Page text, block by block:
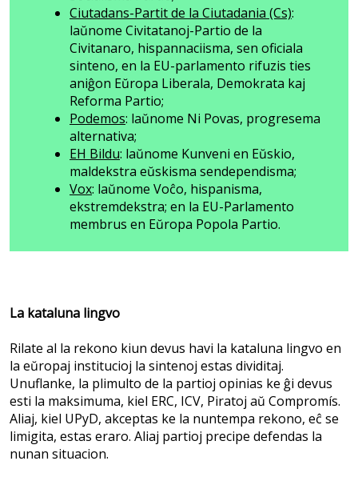
Ciutadans-Partit de la Ciutadania (Cs):
laŭnome Civitatanoj-Partio de la
Civitanaro, hispannaciisma, sen oficiala
sinteno, en la EU-parlamento rifuzis ties
aniĝon Eŭropa Liberala, Demokrata kaj
Reforma Partio;
Podemos: laŭnome Ni Povas, progresema
alternativa;
EH Bildu: laŭnome Kunveni en Eŭskio,
maldekstra eŭskisma sendependisma;
Vox: laŭnome Voĉo, hispanisma,
ekstremdekstra; en la EU-Parlamento
membrus en Eŭropa Popola Partio.
La kataluna lingvo
Rilate al la rekono kiun devus havi la kataluna lingvo en
la eŭropaj institucioj la sintenoj estas dividitaj.
Unuflanke, la plimulto de la partioj opinias ke ĝi devus
esti la maksimuma, kiel ERC, ICV, Piratoj aŭ Compromís.
Aliaj, kiel UPyD, akceptas ke la nuntempa rekono, eĉ se
limigita, estas eraro. Aliaj partioj precipe defendas la
nunan situacion.